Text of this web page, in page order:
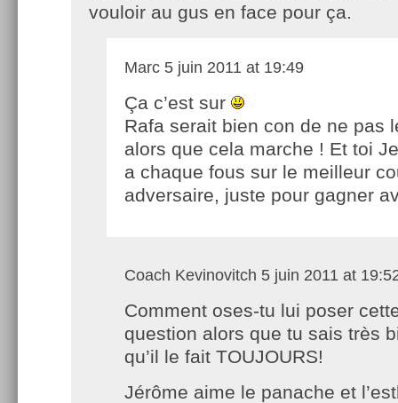
vouloir au gus en face pour ça.
Marc 5 juin 2011 at 19:49
Ça c’est sur
Rafa serait bien con de ne pas
alors que cela marche ! Et toi
a chaque fous sur le meilleur
adversaire, juste pour gagner
Coach Kevinovitch 5 juin 2011 at
Comment oses-tu lui poser
question alors que tu sais très
qu’il le fait TOUJOURS!
Jérôme aime le panache et